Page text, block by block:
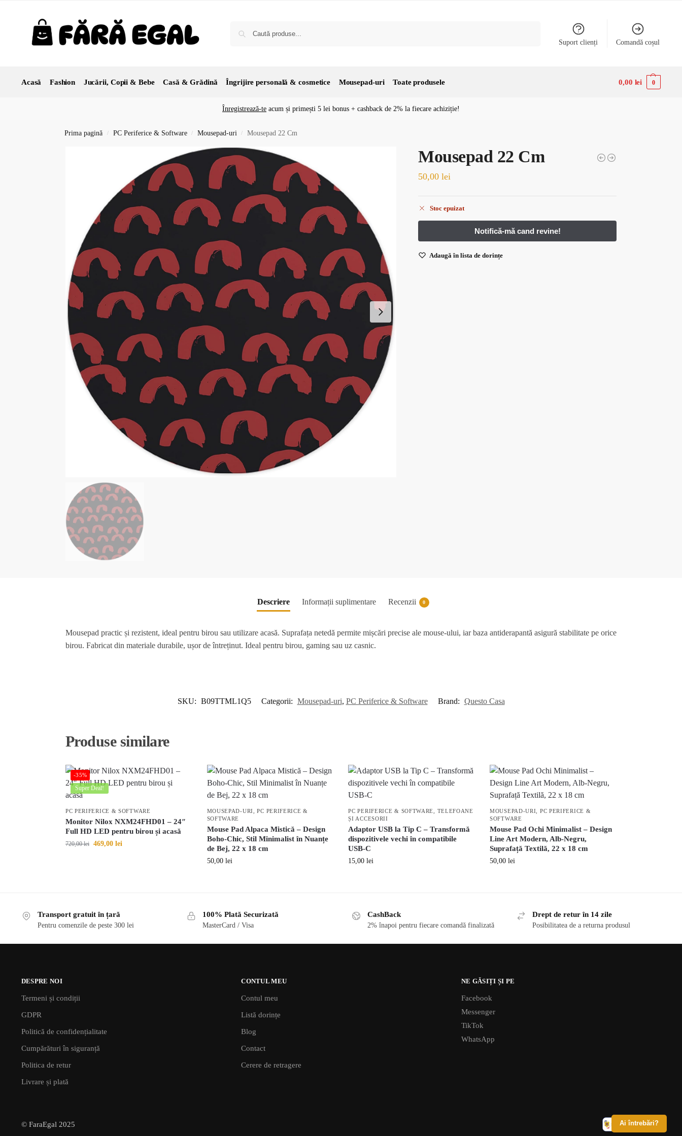
Suport clienți Comandă coșul
Acasă Fashion Jucării, Copii & Bebe Casă & Grădină Îngrijire personală & cosmetice Mousepad-uri Toate produsele 0,00 lei 0
Înregistrează-te acum și primești 5 lei bonus + cashback de 2% la fiecare achiziție!
Prima pagină / PC Periferice & Software / Mousepad-uri / Mousepad 22 Cm
Mousepad 22 Cm
50,00lei
Stoc epuizat
Adaugă în lista de dorințe
Ai întrebări?
Descriere Informații suplimentare Recenzii 0
Mousepad practic și rezistent, ideal pentru birou sau utilizare acasă. Suprafața netedă permite mișcări precise ale mouse-ului, iar baza antiderapantă asigură stabilitate pe orice
birou. Fabricat din materiale durabile, ușor de întreținut. Ideal pentru birou, gaming sau uz casnic.
SKU: B09TTML1Q5 Categorii: Mousepad-uri, PC Periferice & Software Brand: Questo Casa
Produse similare
-35%
Super Deal!
PC PERIFERICE & SOFTWARE
Monitor Nilox NXM24FHD01 – 24″
Full HD LED pentru birou și acasă
720,00lei 469,00 lei
MOUSEPAD-URI ,PC PERIFERICE &
SOFTWARE
Mouse Pad Alpaca Mistică – Design
Boho-Chic, Stil Minimalist în Nuanțe
de Bej, 22 x 18 cm
50,00 lei
PC PERIFERICE & SOFTWARE
TELEFOANE
ȘI ACCESORII
Adaptor USB la Tip C – Transformă
dispozitivele vechi în compatibile
USB-C
15,00lei
MOUSEPAD-URI
PC PERIFERICE &
SOFTWARE
Mouse Pad Ochi Minimalist – Design
Line Art Modern, Alb-Negru,
Suprafață Textilă, 22 x 18 cm
50,00lei
Transport gratuit în țară
Pentru comenzile de peste 300 lei
100% Plată Securizată
MasterCard / Visa
CashBack
2% înapoi pentru fiecare comandă finalizată
Drept de retur în 14 zile
Posibilitatea de a returna produsul
DESPRE NOI
Termeni și condiții
GDPR
Politică de confidențialitate
Cumpărături în siguranță
Politica de retur
Livrare și plată
CONTUL MEU
Contul meu
Listă dorințe
Blog
Contact
Cerere de retragere
NE GĂSIȚI ȘI PE
Facebook
Messenger
TikTok
WhatsApp
© FaraEgal 2025